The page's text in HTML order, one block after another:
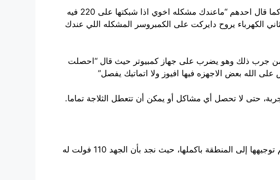
فهناك البعض من من يقولون بأن ذلك تقليدي تماما لأن المحول سوف يقلل الجهد بشكل تقريبي كما قال احدهم “ماعندك مشكله اخوي اذا شبكتها على 220 فيه
من 220 ال12 فولت واذا شبكتها بالمدخل الثاني الكهرباء يروح دايركت على الكمبروسر المشكله اللي عندك
من جرب ذلك وهو يضرب على جهاز كمبيوتر حيث قال “احصلت
حتى لا تحصل أي مشاكل أو يمكن أن تتعطل الثلاجة تماما.
في الحقيقة ان ذلك يعتمد على المنطقة التي انت موجود فيها وعلى حسب وصلة الكهرباء التي تم توجيهها إلى المنطقة باكملها، حيث نجد بأن الجهد 110 فولت له